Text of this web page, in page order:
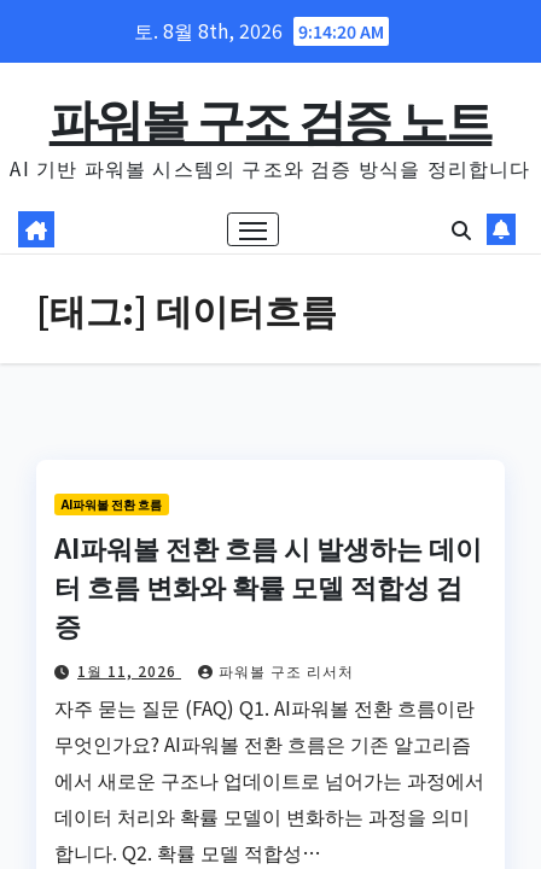
토. 8월 8th, 2026 9:14:21 AM
파워볼 구조 검증 노트
AI 기반 파워볼 시스템의 구조와 검증 방식을 정리합니다
[태그:] 데이터흐름
AI파워볼 전환 흐름
AI파워볼 전환 흐름 시 발생하는 데이
터 흐름 변화와 확률 모델 적합성 검
증
1월 11, 2026 파워볼 구조 리서처
자주 묻는 질문 (FAQ) Q1. AI파워볼 전환 흐름이란
무엇인가요? AI파워볼 전환 흐름은 기존 알고리즘
에서 새로운 구조나 업데이트로 넘어가는 과정에서
데이터 처리와 확률 모델이 변화하는 과정을 의미
합니다. Q2. 확률 모델 적합성…